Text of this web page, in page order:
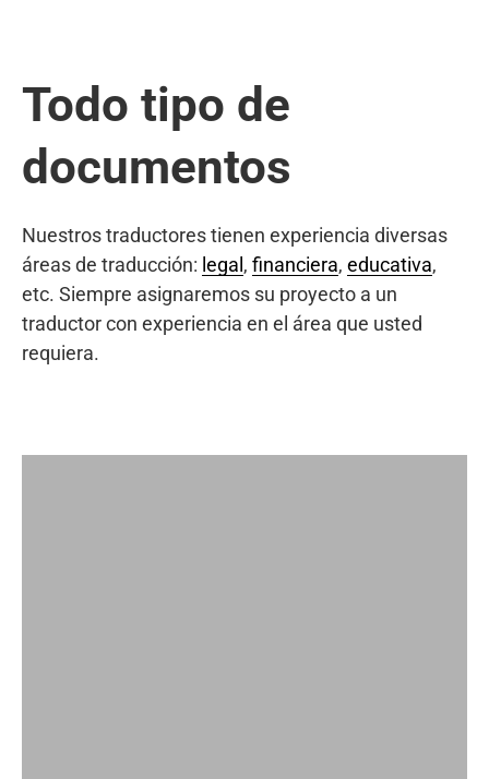
Todo tipo de
documentos
Nuestros traductores tienen experiencia diversas
áreas de traducción: legal , financiera, educativa,
etc. Siempre asignaremos su proyecto a un
traductor con experiencia en el área que usted
requiera.